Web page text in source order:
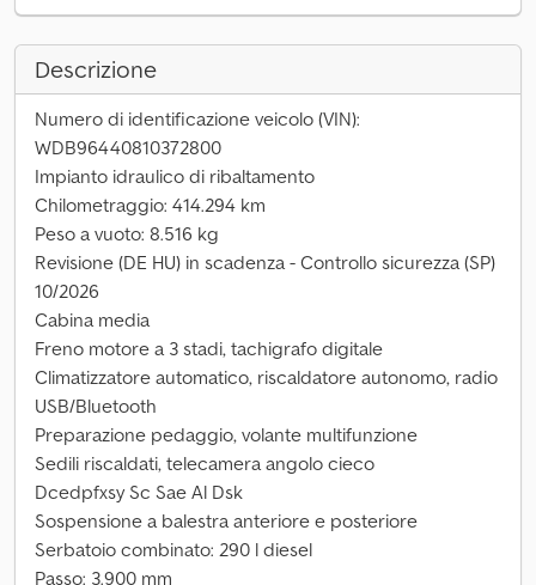
Descrizione
Numero di identificazione veicolo (VIN):
WDB96440810372800
Impianto idraulico di ribaltamento
Chilometraggio: 414.294 km
Peso a vuoto: 8.516 kg
Revisione (DE HU) in scadenza - Controllo sicurezza (SP)
10/2026
Cabina media
Freno motore a 3 stadi, tachigrafo digitale
Climatizzatore automatico, riscaldatore autonomo, radio
USB/Bluetooth
Preparazione pedaggio, volante multifunzione
Sedili riscaldati, telecamera angolo cieco
Dcedpfxsy Sc Sae Al Dsk
Sospensione a balestra anteriore e posteriore
Serbatoio combinato: 290 l diesel
Passo: 3.900 mm